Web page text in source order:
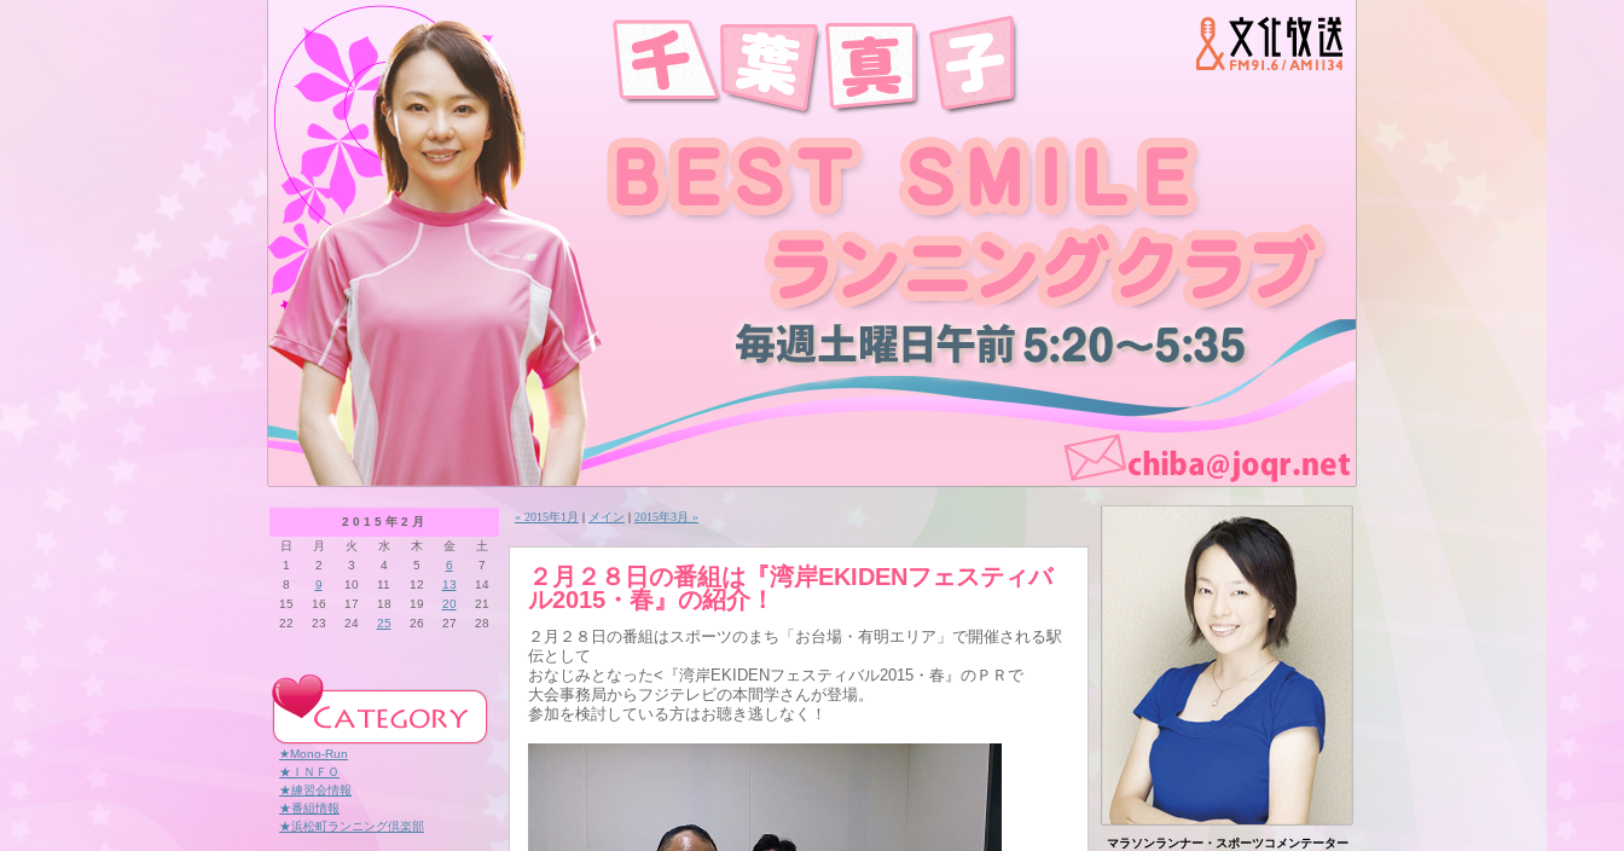
2015年2月
日
月 火 水 木 金
土
1
2 3 4 5 6
7
8
9 10 11 12 13
14
15
16 17 18 19 20
21
22
23 24 25 26 27 28
★Mono-Run
★ＩＮＦＯ
★練習会情報
★番組情報
★浜松町ランニング倶楽部
« 2015年1月 | メイン | 2015年3月 »
２月２８日の番組は『湾岸EKIDENフェスティバ
ル2015・春』の紹介！
２月２８日の番組はスポーツのまち「お台場・有明エリア」で開催される駅
伝として
おなじみとなった<『湾岸EKIDENフェスティバル2015・春』のＰＲで
大会事務局からフジテレビの本間学さんが登場。
参加を検討している方はお聴き逃しなく！
マラソンランナー・スポーツコメンテーター